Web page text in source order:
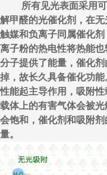
所有见光表面采用可
解甲醛的光催化剂，在
触媒和负离子同属催化
离子粉的热电性将热能
分子提供了能量，催化
掉，故长久具备催化功
性能起主导作用，吸附
载体上的有害气体会被
会饱和，催化剂和吸附
量。